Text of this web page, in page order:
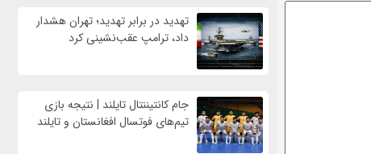
تهدید در برابر تهدید؛ تهران هشدار
داد، ترامپ عقب‌نشینی کرد
جام کانتیننتال تایلند | نتیجه بازی
تیم‌های فوتسال افغانستان و تایلند